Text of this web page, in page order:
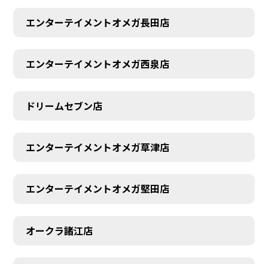
エンターテイメントオメガ長田店
エンターテイメントオメガ西泉店
ドリームセブン店
エンターテイメントオメガ草津店
エンターテイメントオメガ堅田店
オークラ諸江店